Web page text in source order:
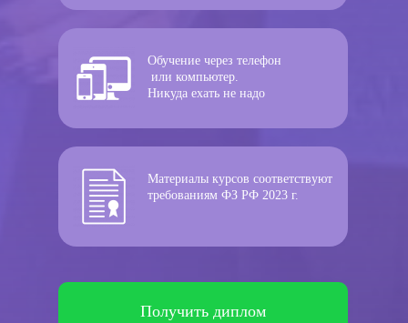
Получить диплом
Обучение через телефон
или компьютер.
Никуда ехать не надо
Материалы курсов соответствуют
требованиям ФЗ РФ 2023 г.